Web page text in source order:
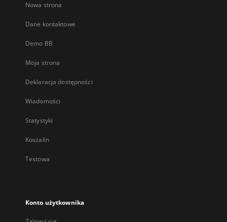
Nowa strona
Dane kontaktowe
Demo BB
Moja strona
Deklaracja dostępności
Wiadomości
Statystyki
Koszalin
Testowa
Konto użytkownika